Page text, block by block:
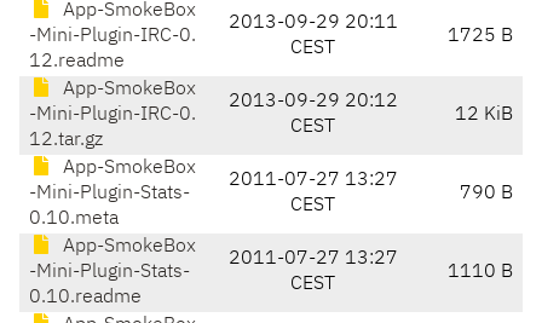
App-SmokeBox
-Mini-Plugin-IRC-0.
12.readme
2013-09-29 20:11
CEST
1725 B
App-SmokeBox
-Mini-Plugin-IRC-0.
12.tar.gz
2013-09-29 20:12
CEST
12 KiB
App-SmokeBox
-Mini-Plugin-Stats-
0.10.meta
2011-07-27 13:27
CEST
790 B
App-SmokeBox
-Mini-Plugin-Stats-
0.10.readme
2011-07-27 13:27
CEST
1110 B